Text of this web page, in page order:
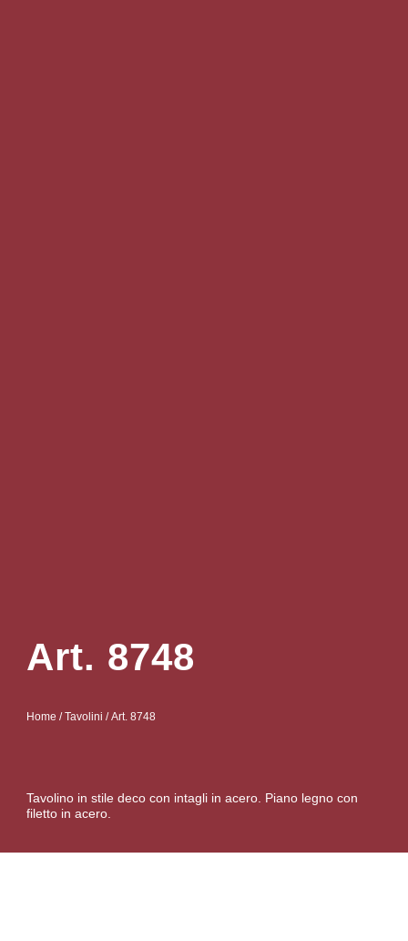
Art. 8748
Home /Tavolini / Art. 8748
Tavolino in stile deco con intagli in acero. Piano legno con
filetto in acero.